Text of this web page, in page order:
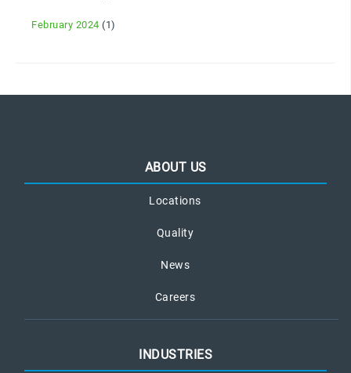
February 2024 (1)
ABOUT US
Locations
Quality
News
Careers
INDUSTRIES